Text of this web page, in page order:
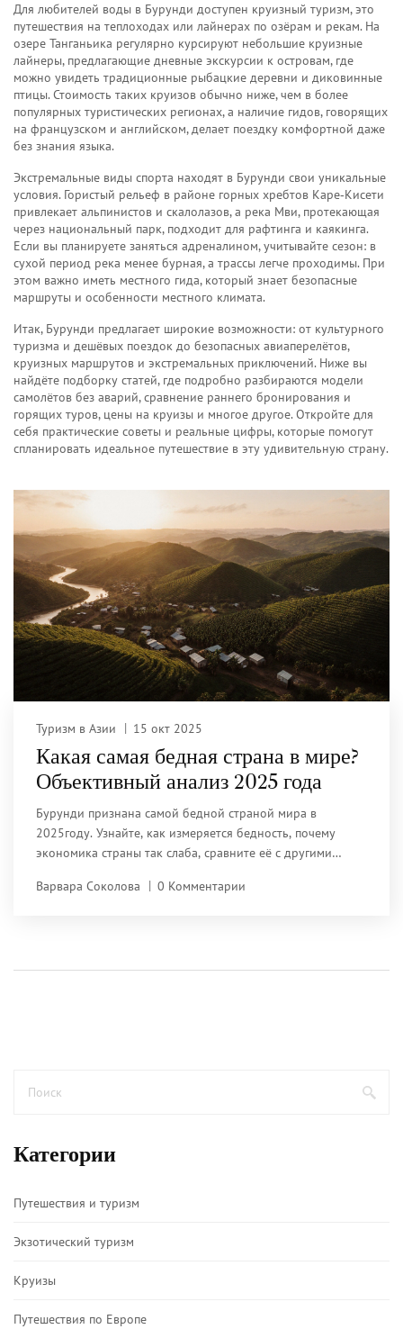
Для любителей воды в Бурунди доступен круизный туризм,это
путешествия на теплоходах или лайнерах по озёрам и рекам. На
озере Танганьика регулярно курсируют небольшие круизные
лайнеры, предлагающие дневные экскурсии к островам, где
можно увидеть традиционные рыбацкие деревни и диковинные
птицы. Стоимость таких круизов обычно ниже, чем в более
популярных туристических регионах, а наличие гидов, говорящих
на французском и английском, делает поездку комфортной даже
без знания языка.
Экстремальные виды спорта находят в Бурунди свои уникальные
условия. Гористый рельеф в районе горных хребтов Каре‑Кисети
привлекает альпинистов и скалолазов, а река Мви, протекающая
через национальный парк, подходит для рафтинга и каякинга.
Если вы планируете заняться адреналином, учитывайте сезон: в
сухой период река менее бурная, а трассы легче проходимы. При
этом важно иметь местного гида, который знает безопасные
маршруты и особенности местного климата.
Итак, Бурунди предлагает широкие возможности: от культурного
туризма и дешёвых поездок до безопасных авиаперелётов,
круизных маршрутов и экстремальных приключений. Ниже вы
найдёте подборку статей, где подробно разбираются модели
самолётов без аварий, сравнение раннего бронирования и
горящих туров, цены на круизы и многое другое. Откройте для
себя практические советы и реальные цифры, которые помогут
спланировать идеальное путешествие в эту удивительную страну.
Туризм в Азии 15 окт 2025
Какая самая бедная страна в мире?
Объективный анализ 2025 года
Бурунди признана самой бедной страной мира в
2025году. Узнайте, как измеряется бедность, почему
экономика страны так слаба, сравните её с другими
для ответственного туризма.
Варвара Соколова 0 Комментарии
Категории
Путешествия и туризм
Экзотический туризм
Круизы
Путешествия по Европе